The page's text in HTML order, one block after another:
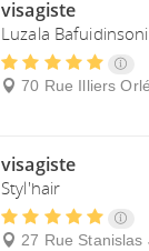
visagiste
Luzala
70 Rue Illiers
visagiste
Styl'hair
27 Rue Stanislas